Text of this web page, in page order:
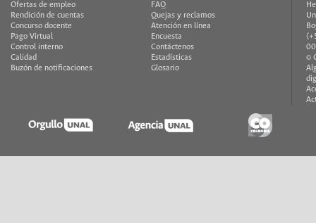
Ofertas de empleo
Rendición de cuentas
Concurso docente
Pago Virtual
Control interno
Calidad
Buzón de notificaciones
FAQ
Quejas y reclamos
Atención en línea
Encuesta
Contáctenos
Estadísticas
Glosario
©